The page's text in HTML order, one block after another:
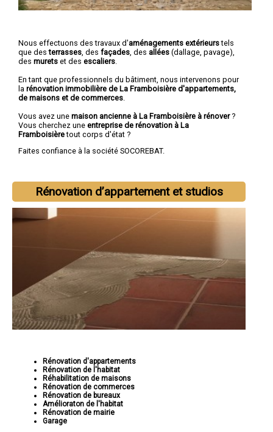
Nous effectuons des travaux d'aménagements extérieurstels
que desterrasses , des façades , des allées (dallage, pavage),
des murets et des escaliers
En tant que professionnels du bâtiment, nous intervenons pour
la rénovation immobilière de La Framboisière d'appartements,
de maisons et de commerces
Vous avez une maison ancienne à La Framboisière à rénover?
Vous cherchez une entreprise de rénovation à La
Framboisièretout corps d'état ?
Faites confiance à la société SOCOREBAT.
Rénovation d’appartement et studios
Rénovation d'appartements
Rénovation de l'habitat
Réhabilitation de maisons
Rénovation de commerces
Rénovation de bureaux
Amélioraton de l'habitat
Rénovation de mairie
Garage